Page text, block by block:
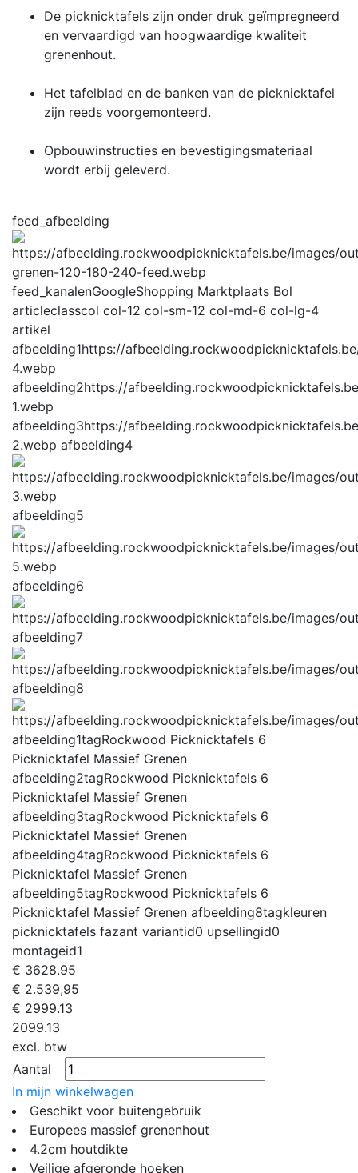
De picknicktafels zijn onder druk geïmpregneerd
en vervaardigd van hoogwaardige kwaliteit
grenenhout.
Het tafelblad en de banken van de picknicktafel
zijn reeds voorgemonteerd.
Opbouwinstructies en bevestigingsmateriaal
wordt erbij geleverd.
feed_afbeelding
feed_kanalenGoogleShopping Marktplaats Bol
articleclasscol col-12 col-sm-12 col-md-6 col-lg-4
artikel
afbeelding1https://
4.webp
afbeelding2https://
1.webp
afbeelding3https://
2.webp afbeelding4
afbeelding5
afbeelding6
afbeelding7
afbeelding8
afbeelding1tagRockwood Picknicktafels 6
Picknicktafel Massief Grenen
afbeelding2tagRockwood Picknicktafels 6
Picknicktafel Massief Grenen
afbeelding3tagRockwood Picknicktafels 6
Picknicktafel Massief Grenen
afbeelding4tagRockwood Picknicktafels 6
Picknicktafel Massief Grenen
afbeelding5tagRockwood Picknicktafels 6
Picknicktafel Massief Grenen afbeelding8tagkleuren
picknicktafels fazant variantid0 upsellingid0
montageid1
€ 3628.95
€ 2.539,95
€ 2999.13
2099.13
excl. btw
Aantal
In mijn winkelwagen
Geschikt voor buitengebruik
Europees massief grenenhout
4.2cm houtdikte
Veilige afgeronde hoeken